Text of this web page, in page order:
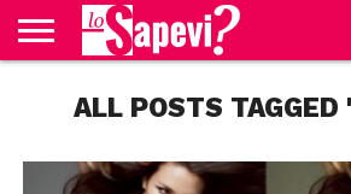
BENESSERE
GOSSIP
PRODOTTI
AMAZON
NEWS
CASA E
CUCINA
ALL POSTS TAGGED